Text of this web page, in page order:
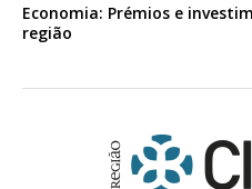
Economia: Prémios e
região